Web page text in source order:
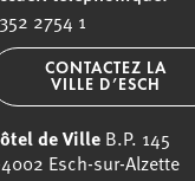
2754 1
CONTACTEZ LA
VILLE D’ESCH
de Ville B.P. 145
4002 Esch-sur-Alzette